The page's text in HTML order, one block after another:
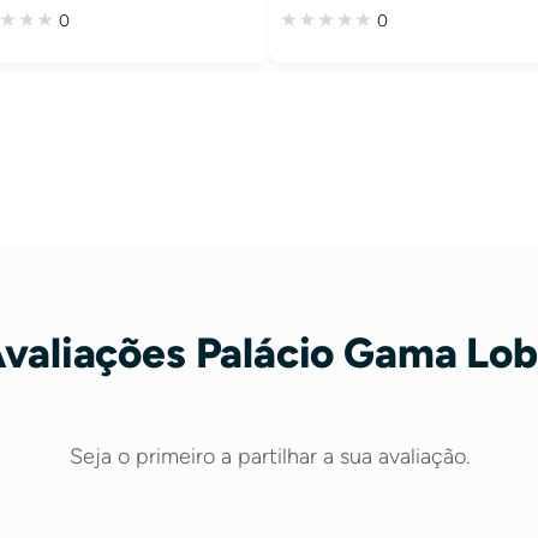
0 0
Palácio Gama
Seja o primeiro a partilhar a sua avaliação.